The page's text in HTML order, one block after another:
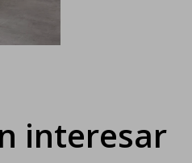
interesar